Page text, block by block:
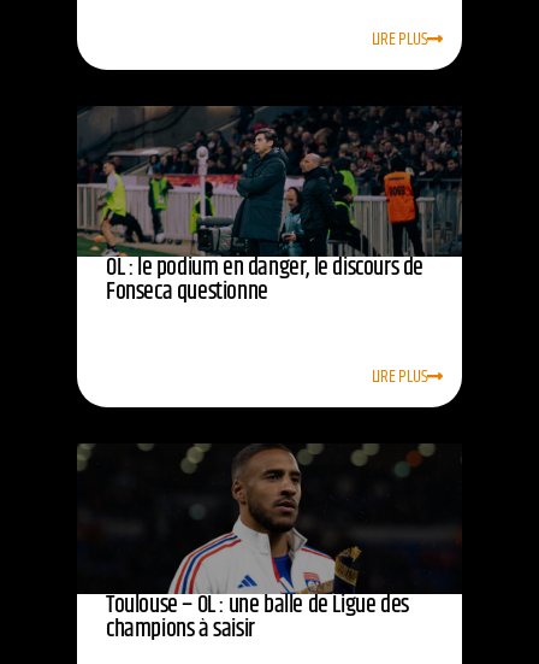
LIRE PLUS
OL : le podium en danger, le discours de
Fonseca questionne
LIRE PLUS
Toulouse – OL : une balle de Ligue des
champions à saisir